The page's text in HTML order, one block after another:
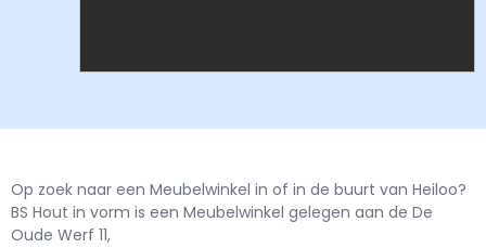
Op zoek naar een Meubelwinkel in of in de buurt van Heiloo?
BS Hout in vorm is een Meubelwinkel gelegen aan de De
Oude Werf 11,